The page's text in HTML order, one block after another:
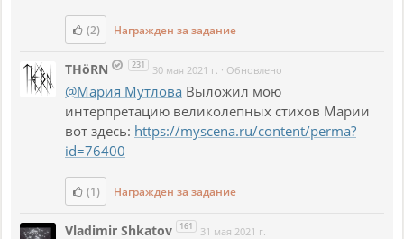
(2) Награжден за задание
THöRN 231 30 мая 2021 г. · Обновлено
@Мария Мутлова Выложил мою
интерпретацию великолепных стихов Марии
вот здесь: https://myscena.ru/content/perma?
id=76400
(1) Награжден за задание
Vladimir Shkatov 161 31 мая 2021 г.